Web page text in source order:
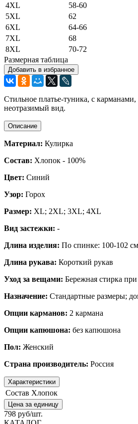
4XL
58-60
5XL
62
6XL
64-66
7XL
68
8XL
70-72
Размерная таблица
Добавить в избранное
Стильное платье-туника, с
неотразимый вид.
Описание
Материал: Кулирка
Состав: Хлопок - 100%
Цвет: Синий
Узор: Горох
Размер: XL; 2XL; 3XL; 4XL
Вид застежки: -
Длина изделия: По спинке: 100-102
Длина рукава: Короткий рукав
Уход за вещами: Бережная стирка
Назначение: Стандартные размеры;
Опции карманов: 2 кармана
Опции капюшона: без капюшона
Пол: Женский
Страна производитель: Россия
Характеристики
Состав Хлопок
Цена за единицу
798 руб/шт.